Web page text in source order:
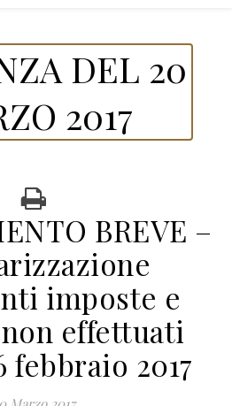
DEL 20
2017
BREVE –
imposte e
effettuati
febbraio 2017